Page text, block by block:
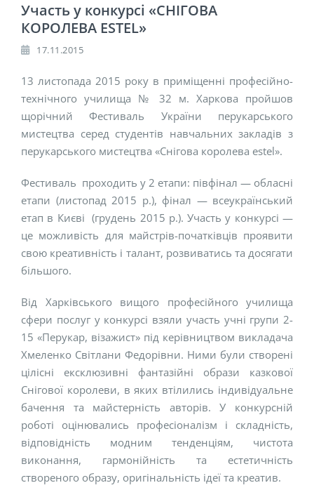
Участь у конкурсі «СНІГОВА
КОРОЛЕВА ESTEL»
17.11.2015
13 листопада 2015 року в приміщенні професійно-
технічного училища № 32 м. Харкова пройшов
щорічний Фестиваль України перукарського
мистецтва серед студентів навчальних закладів з
перукарського мистецтва «Снігова королева estel».
Фестиваль проходить у 2 етапи: півфінал — обласні
етапи (листопад 2015 р.), фінал — всеукраїнський
етап в Києві (грудень 2015 р.). Участь у конкурсі —
це можливість для майстрів-початківців проявити
свою креативність і талант, розвиватись та досягати
більшого.
Від Харківського вищого професійного училища
сфери послуг у конкурсі взяли участь учні групи 2-
15 «Перукар, візажист» під керівництвом викладача
Хмеленко Світлани Федорівни. Ними були створені
цілісні ексклюзивні фантазійні образи казкової
Снігової королеви, в яких втілились індивідуальне
бачення та майстерність авторів. У конкурсній
роботі оцінювались професіоналізм і складність,
відповідність модним тенденціям, чистота
виконання, гармонійність та естетичність
створеного образу, оригінальність ідеї та креатив.